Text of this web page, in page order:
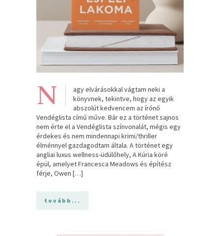
N
agy elvárásokkal vágtam neki a
könyvnek, tekintve, hogy az egyik
abszolút kedvencem az írónő
Vendéglista című műve. Bár ez a történet sajnos
nem érte el a Vendéglista színvonalát, mégis egy
érdekes és nem mindennapi krimi/thriller
élménnyel gazdagodtam általa. A történet egy
angliai luxus wellness-üdülőhely, A Kúria köré
épül, amelyet Francesca Meadows és építész
férje, Owen […]
tovább...